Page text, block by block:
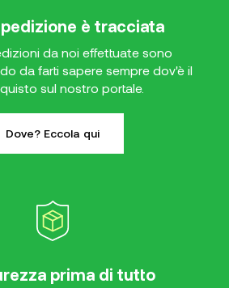
è tracciata
da noi effettuate sono
da farti sapere sempre dov'è il
sul nostro portale.
Dove? Eccola qui
prima di tutto